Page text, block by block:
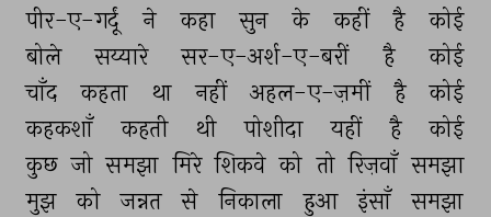
पीर-ए-गर्दूं
ने कहा सुन के कहीं है
कोई
बोले
सय्यारे सर-ए-अर्श-ए-बरीं है कोई
चाँद कहता था नहीं अहल-ए-ज़मीं है
कोई
कहकशाँ
कहती थी पोशीदा यहीं है
कोई
कुछ जो समझा मिरे शिकवे को तो रिज़वाँ समझा
मुझ
को जन्नत से निकाला हुआ इंसाँ
समझा